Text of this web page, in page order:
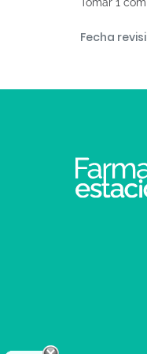
Fecha